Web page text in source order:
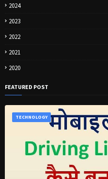
2024
2023
2022
2021
2020
FEATURED POST
TECHNOLOGY